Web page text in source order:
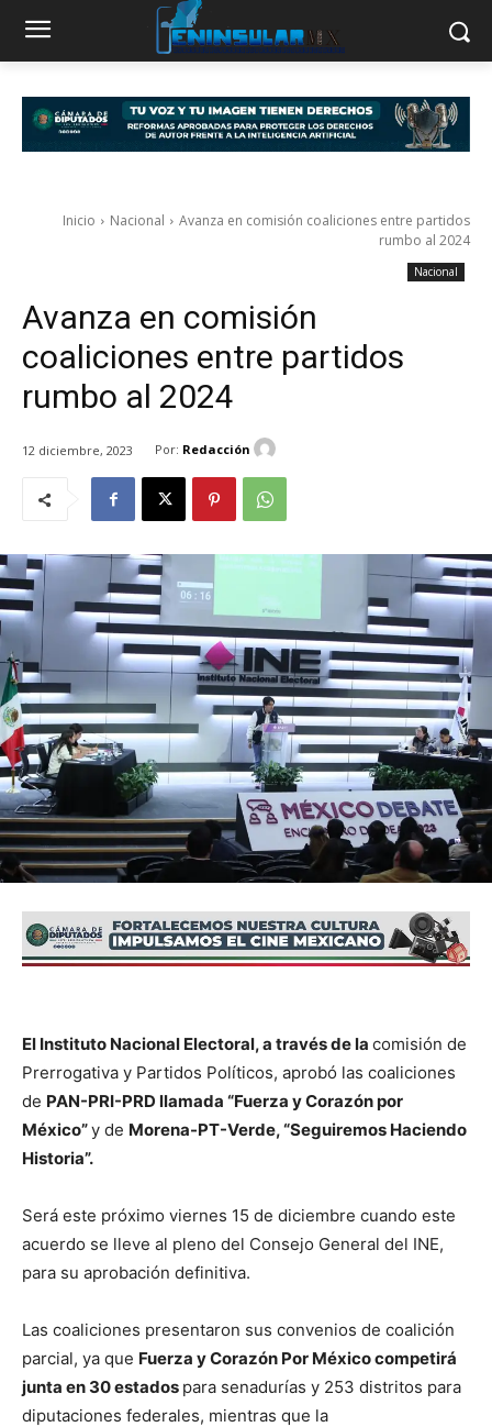
Inicio Nacional
Avanza en comisión coaliciones entre partidos
rumbo al 2024
Nacional
Avanza en comisión
coaliciones entre partidos
rumbo al 2024
12 diciembre, 2023 Por: Redacción
El Instituto Nacional Electoral, a través de la comisión de
Prerrogativa y Partidos Políticos, aprobó las coaliciones
de PAN-PRI-PRD llamada “Fuerza y Corazón por
México”y de Morena-PT-Verde, “Seguiremos Haciendo
Historia”.
Será este próximo viernes 15 de diciembre cuando este
acuerdo se lleve al pleno del Consejo General del INE,
para su aprobación definitiva.
Las coaliciones presentaron sus convenios de coalición
parcial, ya que Fuerza y Corazón Por México competirá
junta en 30 estados para senadurías y 253 distritos para
diputaciones federales, mientras que la